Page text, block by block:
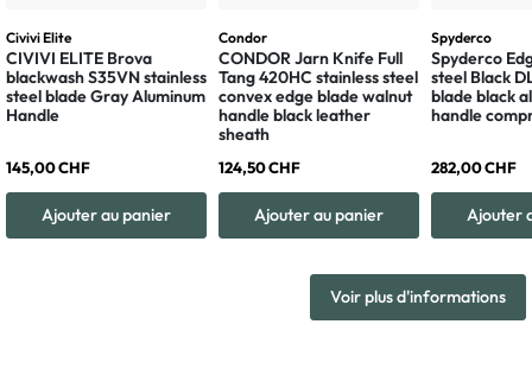
Civivi Elite
CIVIVI ELITE Brova
blackwash S35VN stainless
steel blade Gray Aluminum
Handle
145,00 CHF
Ajouter au panier
Condor
CONDOR Jarn Knife Full
Tang 420HC stainless steel
convex edge blade walnut
handle black leather
sheath
124,50 CHF
Ajouter au panier
Spyderco
Spyderco
steel Black
blade black
handle
282,00 CHF
Ajouter
Voir plus d'informations